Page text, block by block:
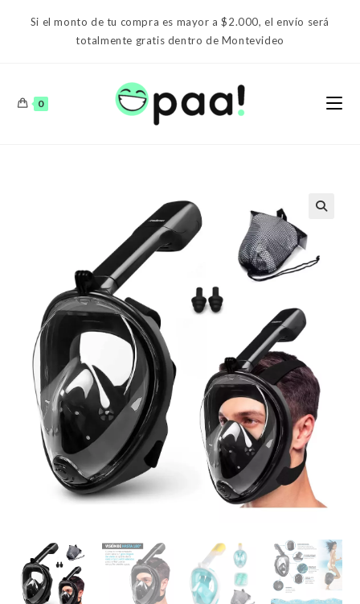
Si el monto de tu compra es mayor a $2.000, el envío será
totalmente gratis dentro de Montevideo
0